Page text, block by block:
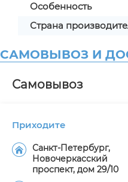
Особенность
Страна
САМОВЫВОЗ И
Самовывоз
Приходите
Санкт-Петербург,
Новочеркасский
проспект, дом 29/10